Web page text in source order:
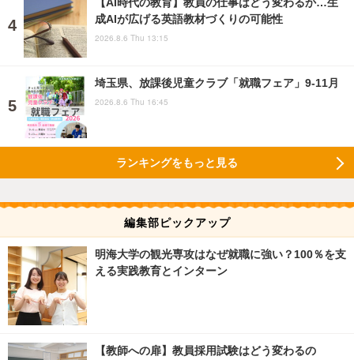
【AI時代の教育】教員の仕事はどう変わるか…生
成AIが広げる英語教材づくりの可能性
2026.8.6 Thu 13:15
埼玉県、放課後児童クラブ「就職フェア」9-11月
2026.8.6 Thu 16:45
ランキングをもっと見る
編集部ピックアップ
明海大学の観光専攻はなぜ就職に強い？100％を支
える実践教育とインターン
【教師への扉】教員採用試験はどう変わるの